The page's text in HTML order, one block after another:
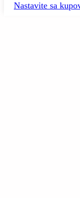
Nastavite sa